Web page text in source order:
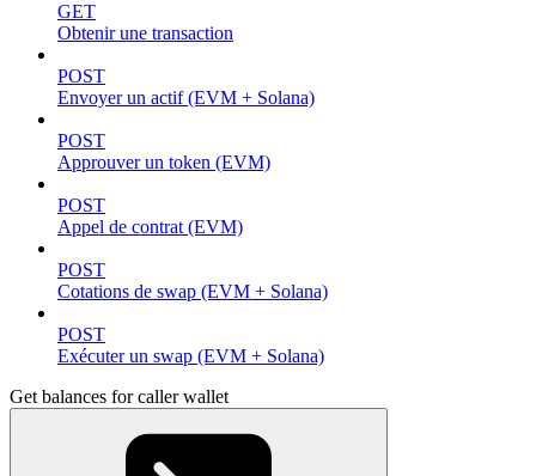
GET
Obtenir une transaction
POST
Envoyer un actif (EVM + Solana)
POST
Approuver un token (EVM)
POST
Appel de contrat (EVM)
POST
Cotations de swap (EVM + Solana)
POST
Exécuter un swap (EVM + Solana)
Get balances for caller wallet